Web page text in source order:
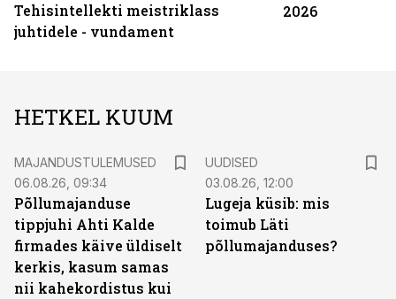
Tehisintellekti meistriklass
juhtidele - vundament
2026
HETKEL KUUM
MAJANDUSTULEMUSED
06.08.26, 09:34
Põllumajanduse
tippjuhi Ahti Kalde
firmades käive üldiselt
kerkis, kasum samas
nii kahekordistus kui
UUDISED
03.08.26, 12:00
Lugeja küsib: mis
toimub Läti
põllumajanduses?